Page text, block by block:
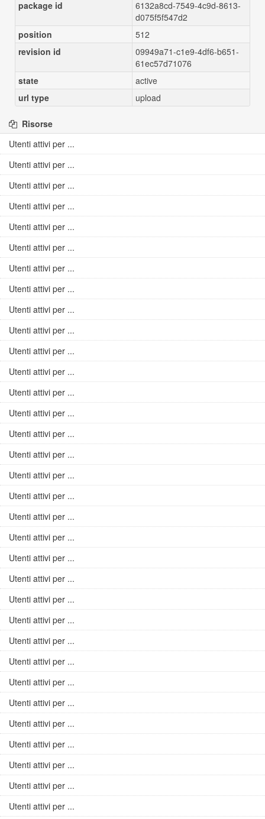
package id
6132a8cd-7549-4c9d-8613-
d075f5f547d2
position
512
revision id
09949a71-c1e9-4df6-b651-
61ec57d71076
state
active
url type
upload
Risorse
Utenti attivi per ...
Utenti attivi per ...
Utenti attivi per ...
Utenti attivi per ...
Utenti attivi per ...
Utenti attivi per ...
Utenti attivi per ...
Utenti attivi per ...
Utenti attivi per ...
Utenti attivi per ...
Utenti attivi per ...
Utenti attivi per ...
Utenti attivi per ...
Utenti attivi per ...
Utenti attivi per ...
Utenti attivi per ...
Utenti attivi per ...
Utenti attivi per ...
Utenti attivi per ...
Utenti attivi per ...
Utenti attivi per ...
Utenti attivi per ...
Utenti attivi per ...
Utenti attivi per ...
Utenti attivi per ...
Utenti attivi per ...
Utenti attivi per ...
Utenti attivi per ...
Utenti attivi per ...
Utenti attivi per ...
Utenti attivi per ...
Utenti attivi per ...
Utenti attivi per ...